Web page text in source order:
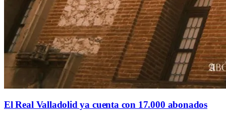
El Real Valladolid ya cuenta con 17.000 abonados